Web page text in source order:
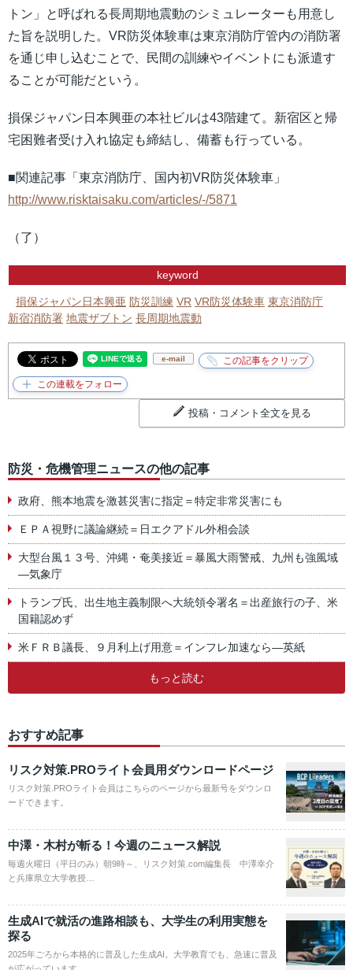
トン」と呼ばれる長周期地震動のシミュレーターも用意し
た旨を説明した。VR防災体験車は東京消防庁管内の消防署
を通じ申し込むことで、民間の訓練やイベントにも派遣す
ることが可能だという。
損保ジャパン日本興亜の本社ビルは43階建て。新宿区と帰
宅困難者受け入れ協定も締結し、備蓄も行っている。
■関連記事「東京消防庁、国内初VR防災体験車」
http://www.risktaisaku.com/articles/-/5871
（了）
keyword
損保ジャパン日本興亜 防災訓練 VR VR防災体験車 東京消防庁
新宿消防署 地震ザブトン 長周期地震動
e-mail
投稿・コメント全文を見る
防災・危機管理ニュースの他の記事
政府、熊本地震を激甚災害に指定＝特定非常災害にも
ＥＰＡ視野に議論継続＝日エクアドル外相会談
大型台風１３号、沖縄・奄美接近＝暴風大雨警戒、九州も強風域
―気象庁
トランプ氏、出生地主義制限へ大統領令署名＝出産旅行の子、米
国籍認めず
米ＦＲＢ議長、９月利上げ用意＝インフレ加速なら―英紙
もっと読む
おすすめ記事
リスク対策.PROライト会員用ダウンロードページ
リスク対策.PROライト会員はこちらのページから最新号をダウンロ
ードできます。
中澤・木村が斬る！今週のニュース解説
毎週火曜日（平日のみ）朝9時～、リスク対策.com編集長 中澤幸介
と兵庫県立大学教授…
生成AIで就活の進路相談も、大学生の利用実態を
探る
2025年ごろから本格的に普及した生成AI。大学教育でも、急速に普及